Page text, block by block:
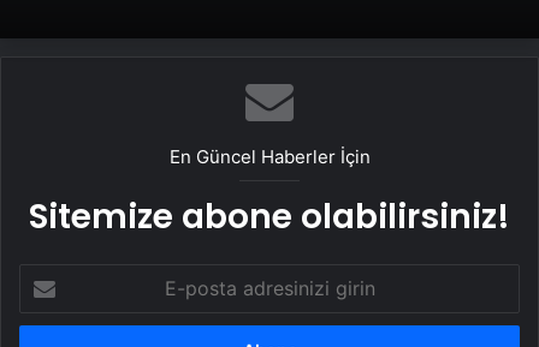
En Güncel Haberler İçin
Sitemize abone olabilirsiniz!
posta
adresinizi